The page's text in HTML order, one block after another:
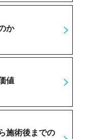
か
値
施術後までの